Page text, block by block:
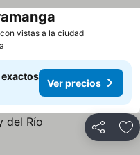
vistas a la ciudadVer
Ver precios
Compartir